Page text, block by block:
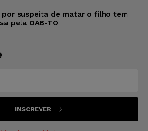
por suspeita de matar o filho tem
pela OAB-TO
INSCREVER